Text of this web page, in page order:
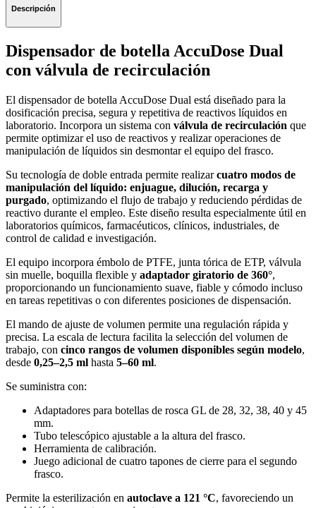
Descripción
Dispensador de botella AccuDose Dual
con válvula de recirculación
El dispensador de botella AccuDose Dual está diseñado para la
dosificación precisa, segura y repetitiva de reactivos líquidos en
laboratorio. Incorpora un sistema con válvula de recirculación que
permite optimizar el uso de reactivos y realizar operaciones de
manipulación de líquidos sin desmontar el equipo del frasco.
Su tecnología de doble entrada permite realizarcuatro modos de
manipulación del líquido: enjuague, dilución, recarga y
purgado, optimizando el flujo de trabajo y reduciendo pérdidas de
reactivo durante el empleo. Este diseño resulta especialmente útil en
laboratorios químicos, farmacéuticos, clínicos, industriales, de
control de calidad e investigación.
El equipo incorpora émbolo de PTFE, junta tórica de ETP, válvula
sin muelle, boquilla flexible y adaptador giratorio de 360°,
proporcionando un funcionamiento suave, fiable y cómodo incluso
en tareas repetitivas o con diferentes posiciones de dispensación.
El mando de ajuste de volumen permite una regulación rápida y
precisa. La escala de lectura facilita la selección del volumen de
trabajo, con cinco rangos de volumen disponibles según modelo,
desde 0,25–2,5 ml hasta 5–60 ml.
Se suministra con:
Adaptadores para botellas de rosca GL de 28, 32, 38, 40 y 45
mm.
Tubo telescópico ajustable a la altura del frasco.
Herramienta de calibración.
Juego adicional de cuatro tapones de cierre para el segundo
frasco.
Permite la esterilización en autoclave a 121 °C, favoreciendo un